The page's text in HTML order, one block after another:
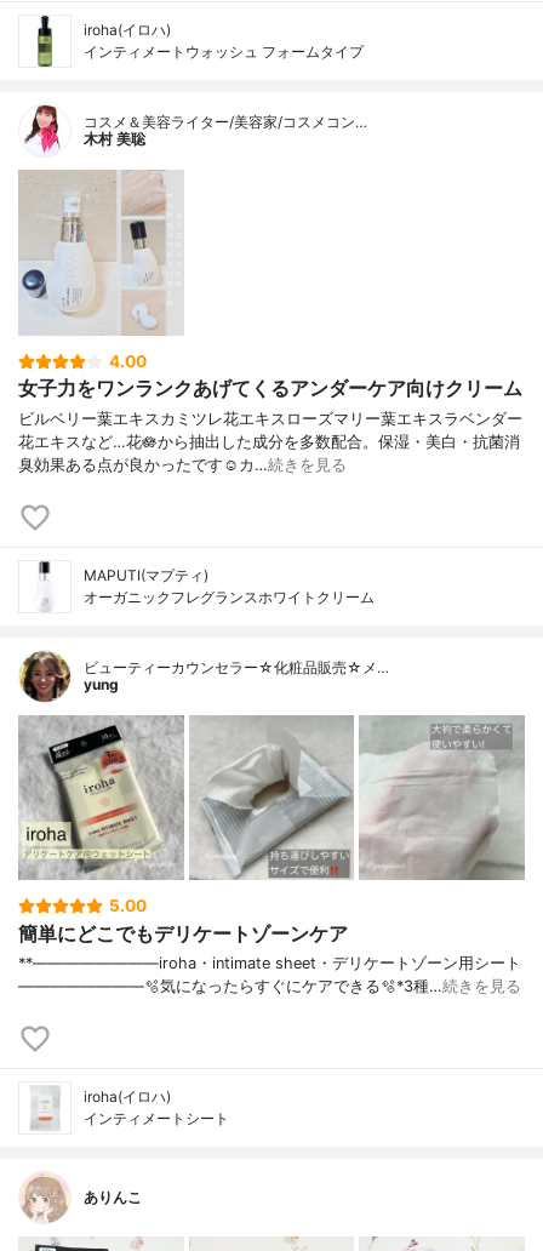
iroha(イロハ)
インティメートウォッシュ フォームタイプ
コスメ＆美容ライター/美容家/コスメコン…
木村 美聡
4.00
女子力をワンランクあげてくるアンダーケア向けクリーム
ビルベリー葉エキスカミツレ花エキスローズマリー葉エキスラベンダー
花エキスなど…花🪷から抽出した成分を多数配合。保湿・美白・抗菌消
臭効果ある点が良かったです☺️カ…続きを見る
MAPUTI(マプティ)
オーガニックフレグランスホワイトクリーム
ビューティーカウンセラー☆化粧品販売☆メ…
yung
5.00
簡単にどこでもデリケートゾーンケア
**————————⁡iroha⁡・intimate sheet・デリケートゾーン用シート⁡⁡
————————⁡⁡⁡🫧気になったらすぐにケアできる🫧⁡⁡⁡*3種…続きを見る
iroha(イロハ)
インティメートシート
ありんこ